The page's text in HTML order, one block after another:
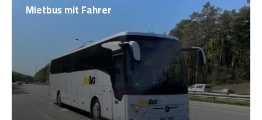
Mietbus mit Fahrer